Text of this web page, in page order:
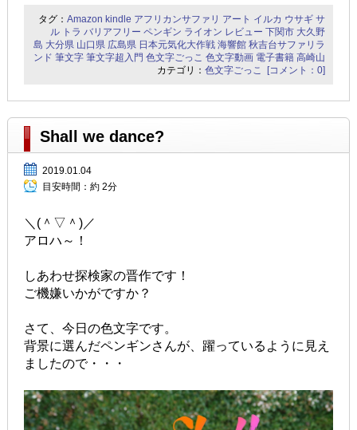
タグ：Amazon kindle アフリカンサファリ アート イルカ ウサギ サ
ル トラ バリアフリー ペンギン ライオン レビュー 下関市 大久野
島 大分県 山口県 広島県 日本元気化大作戦 海響館 秋吉台サファリラ
ンド 筆文字 筆文字超入門 色文字ごっこ 色文字動画 電子書籍 高崎山
カテゴリ：色文字ごっこ [コメント：0]
Shall we dance?
2019.01.04
目安時間： 約 2分
＼(＾▽＾)／
アロハ～！
しあわせ探検家の晋作です！
ご機嫌いかがですか？
さて、今日の色文字です。
背景に選んだペンギンさんが、躍っているように見え
ましたので・・・